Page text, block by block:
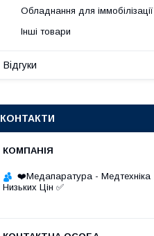
Обладнання для іммобілізації
Інші товари
Відгуки
КОНТАКТИ
❤️Медапаратура - Медтехніка
Низьких Цін ✅